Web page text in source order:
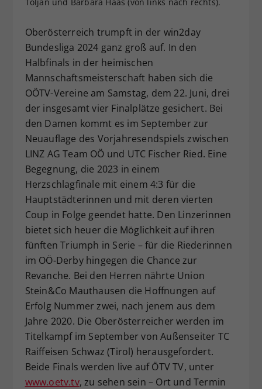
Oberösterreich trumpft in der win2day
Bundesliga 2024 ganz groß auf. In den
Halbfinals in der heimischen
Mannschaftsmeisterschaft haben sich die
OÖTV-Vereine am Samstag, dem 22. Juni, drei
der insgesamt vier Finalplätze gesichert. Bei
den Damen kommt es im September zur
Neuauflage des Vorjahresendspiels zwischen
LINZ AG Team OÖ und UTC Fischer Ried. Eine
Begegnung, die 2023 in einem
Herzschlagfinale mit einem 4:3 für die
Hauptstädterinnen und mit deren vierten
Coup in Folge geendet hatte. Den Linzerinnen
bietet sich heuer die Möglichkeit auf ihren
fünften Triumph in Serie – für die Riederinnen
im OÖ-Derby hingegen die Chance zur
Revanche. Bei den Herren nährte Union
Stein&Co Mauthausen die Hoffnungen auf
Erfolg Nummer zwei, nach jenem aus dem
Jahre 2020. Die Oberösterreicher werden im
Titelkampf im September von Außenseiter TC
Raiffeisen Schwaz (Tirol) herausgefordert.
Beide Finals werden live auf ÖTV TV, unter
www.oetv.tv, zu sehen sein – Ort und Termin
Zweck
Einstellungen. Unter anderem eine
zufällig generierte ID, für die
historische Speicherung Ihrer
vorgenommen Einstellungen, falls der
Webseiten-Betreiber dies eingestellt
hat.